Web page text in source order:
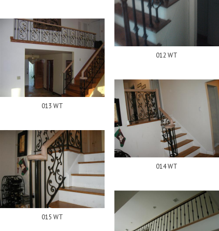
013 WT
015 WT
012 WT
014 WT